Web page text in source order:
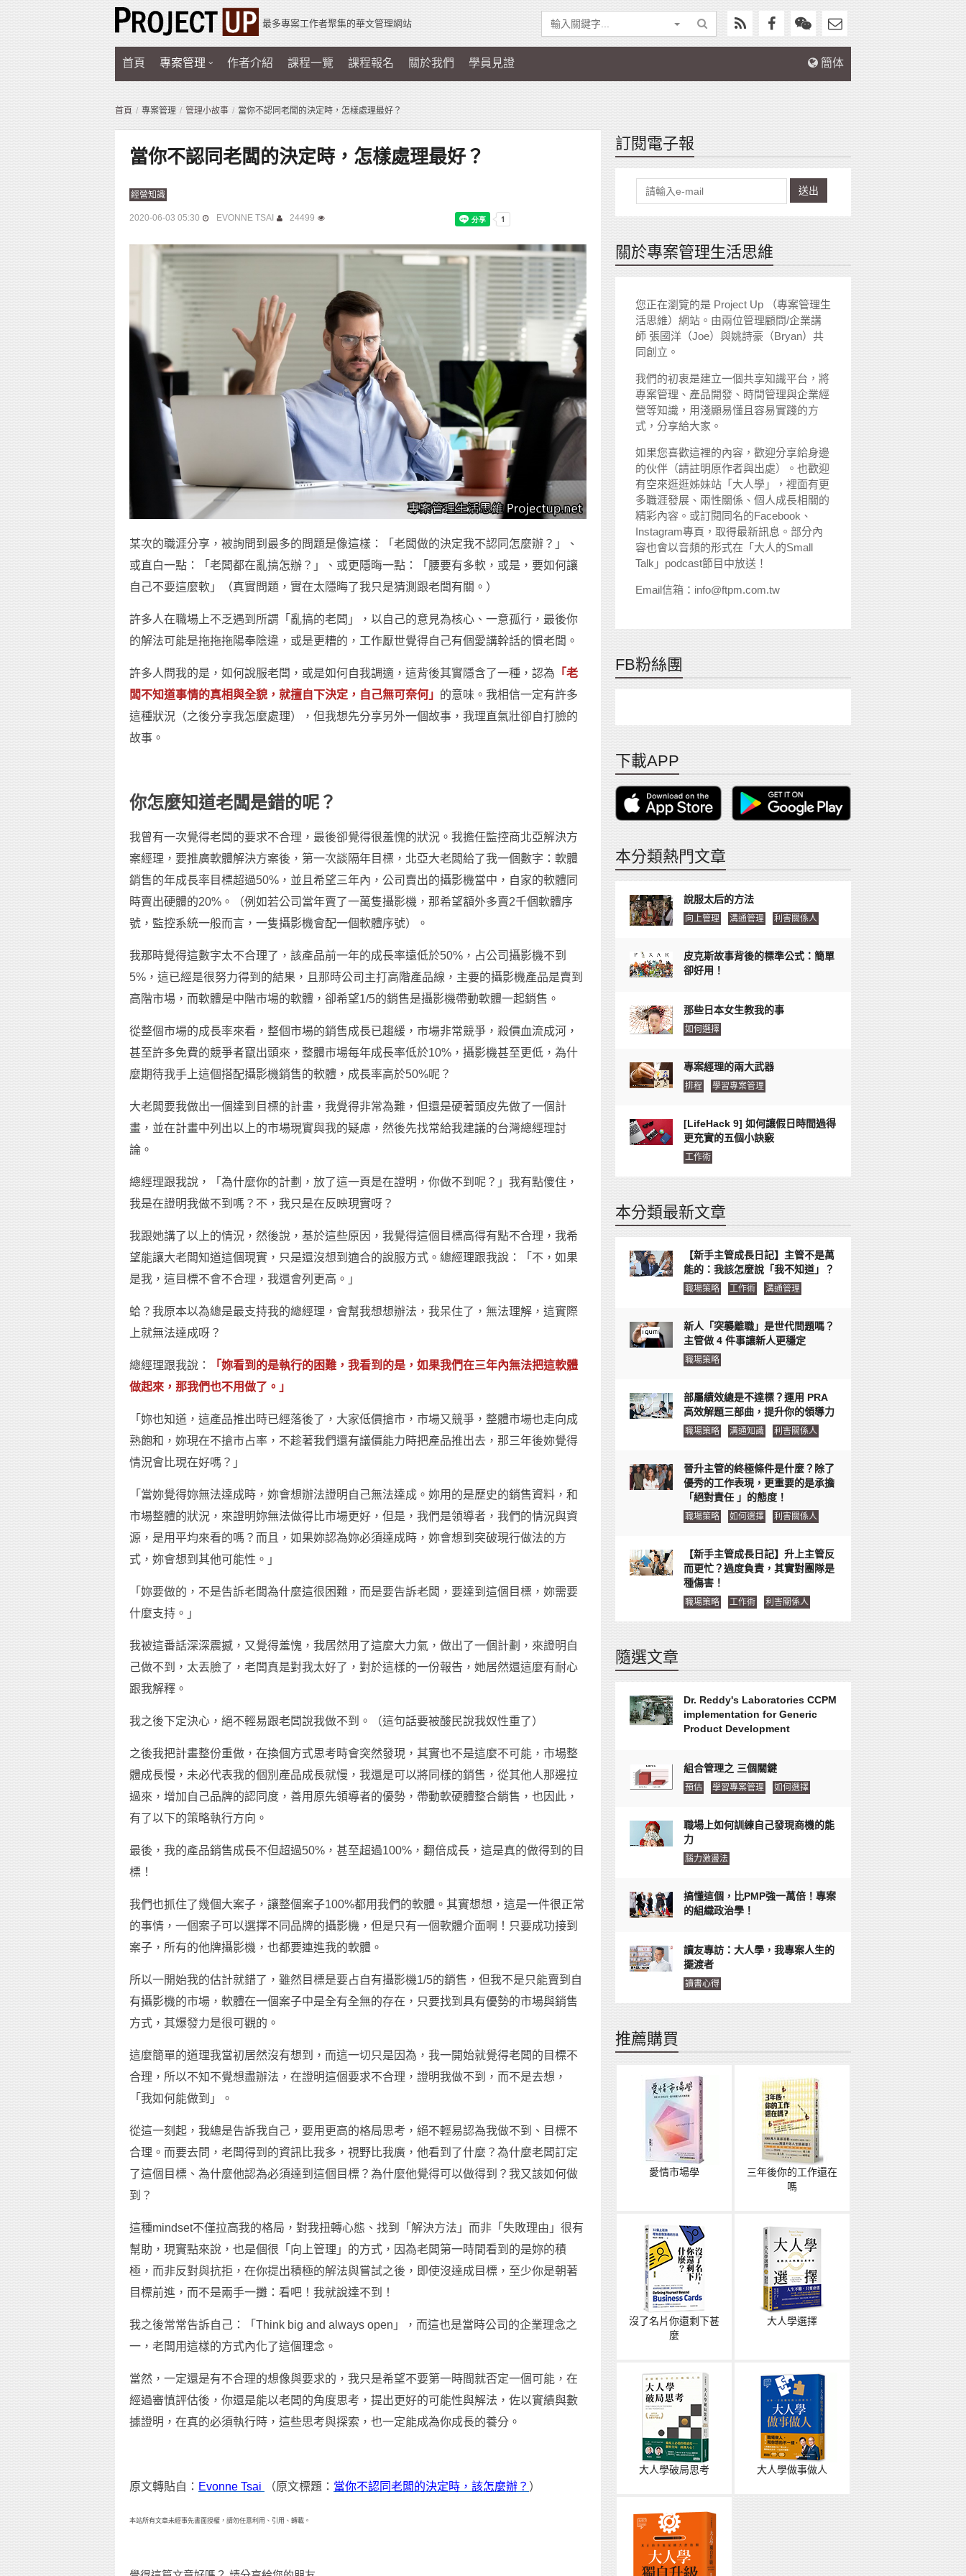
最多專案工作者聚集的華文管理網站
首頁 專案管理 作者介紹 課程一覽 課程報名 關於我們 學員見證 簡体
首頁 專案管理 管理小故事 當你不認同老闆的決定時，怎樣處理最好？
當你不認同老闆的決定時，怎樣處理最好？
經營知識
2020-06-03 05:30 EVONNE TSAI 24499
某次的職涯分享，被詢問到最多的問題是像這樣：「老闆做的決定我不認同怎麼辦？」、
或直白一點：「老闆都在亂搞怎辦？」、或更隱晦一點：「腰要有多軟，或是，要如何讓
自己不要這麼軟」（真實問題，實在太隱晦了我只是猜測跟老闆有關。）
許多人在職場上不乏遇到所謂「亂搞的老闆」，以自己的意見為核心、一意孤行，最後你
的解法可能是拖拖拖陽奉陰違，或是更糟的，工作厭世覺得自己有個愛講幹話的慣老闆。
許多人問我的是，如何說服老闆，或是如何自我調適，這背後其實隱含了一種，認為 「老
闆不知道事情的真相與全貌，就擅自下決定，自己無可奈何」 的意味。我相信一定有許多
這種狀況（之後分享我怎麼處理），但我想先分享另外一個故事，我理直氣壯卻自打臉的
故事。
你怎麼知道老闆是錯的呢？
我曾有一次覺得老闆的要求不合理，最後卻覺得很羞愧的狀況。我擔任監控商北亞解決方
案經理，要推廣軟體解決方案後，第一次談隔年目標，北亞大老闆給了我一個數字：軟體
銷售的年成長率目標超過50%，並且希望三年內，公司賣出的攝影機當中，自家的軟體同
時賣出硬體的20%。（例如若公司當年賣了一萬隻攝影機，那希望額外多賣2千個軟體序
號，監控系統一般而言，一隻攝影機會配一個軟體序號）。
我那時覺得這數字太不合理了，該產品前一年的成長率遠低於50%，占公司攝影機不到
5%，這已經是很努力得到的結果，且那時公司主打高階產品線，主要的攝影機產品是賣到
高階市場，而軟體是中階市場的軟體，卻希望1/5的銷售是攝影機帶動軟體一起銷售。
從整個市場的成長率來看，整個市場的銷售成長已趨緩，市場非常競爭，殺價血流成河，
甚至許多免費的競爭者竄出頭來，整體市場每年成長率低於10%，攝影機甚至更低，為什
麼期待我手上這個搭配攝影機銷售的軟體，成長率高於50%呢？
大老闆要我做出一個達到目標的計畫，我覺得非常為難，但還是硬著頭皮先做了一個計
畫，並在計畫中列出以上的市場現實與我的疑慮，然後先找常給我建議的台灣總經理討
論。
總經理跟我說，「為什麼你的計劃，放了這一頁是在證明，你做不到呢？」我有點傻住，
我是在證明我做不到嗎？不，我只是在反映現實呀？
我跟她講了以上的情況，然後說，基於這些原因，我覺得這個目標高得有點不合理，我希
望能讓大老闆知道這個現實，只是還沒想到適合的說服方式。總經理跟我說：「不，如果
是我，這目標不會不合理，我還會列更高。」
蛤？我原本以為總是最支持我的總經理，會幫我想想辦法，我呆住了，無法理解，這實際
上就無法達成呀？
總經理跟我說：
「妳看到的是執行的困難，我看到的是，如果我們在三年內無法把這軟體
做起來，那我們也不用做了。」
「妳也知道，這產品推出時已經落後了，大家低價搶市，市場又競爭，整體市場也走向成
熟飽和，妳現在不搶市占率，不趁著我們還有議價能力時把產品推出去，那三年後妳覺得
情況會比現在好嗎？」
「當妳覺得妳無法達成時，妳會想辦法證明自己無法達成。妳用的是歷史的銷售資料，和
市場整體的狀況，來證明妳無法做得比市場更好，但是，我們是領導者，我們的情況與資
源，是用平均來看的嗎？而且，如果妳認為妳必須達成時，妳會想到突破現行做法的方
式，妳會想到其他可能性。」
「妳要做的，不是告訴老闆為什麼這很困難，而是要告訴老闆，要達到這個目標，妳需要
什麼支持。」
我被這番話深深震撼，又覺得羞愧，我居然用了這麼大力氣，做出了一個計劃，來證明自
己做不到，太丟臉了，老闆真是對我太好了，對於這樣的一份報告，她居然還這麼有耐心
跟我解釋。
我之後下定決心，絕不輕易跟老闆說我做不到。（這句話要被酸民說我奴性重了）
之後我把計畫整份重做，在換個方式思考時會突然發現，其實也不是這麼不可能，市場整
體成長慢，未必代表我的個別產品成長就慢，我還是可以將同樣的銷售，從其他人那邊拉
過來，增加自己品牌的認同度，善用原先領導者的優勢，帶動軟硬體整合銷售，也因此，
有了以下的策略執行方向。
最後，我的產品銷售成長不但超過50%，甚至超過100%，翻倍成長，這是真的做得到的目
標！
我們也抓住了幾個大案子，讓整個案子100%都用我們的軟體。其實想想，這是一件很正常
的事情，一個案子可以選擇不同品牌的攝影機，但是只有一個軟體介面啊！只要成功接到
案子，所有的他牌攝影機，也都要連進我的軟體。
所以一開始我的估計就錯了，雖然目標是要占自有攝影機1/5的銷售，但我不是只能賣到自
有攝影機的市場，軟體在一個案子中是全有全無的存在，只要找到具有優勢的市場與銷售
方式，其爆發力是很可觀的。
這麼簡單的道理我當初居然沒有想到，而這一切只是因為，我一開始就覺得老闆的目標不
合理，所以不知不覺想盡辦法，在證明這個要求不合理，證明我做不到，而不是去想，
「我如何能做到」。
從這一刻起，我總是告訴我自己，要用更高的格局思考，絕不輕易認為我做不到、目標不
合理。而要去問，老闆得到的資訊比我多，視野比我廣，他看到了什麼？為什麼老闆訂定
了這個目標、為什麼他認為必須達到這個目標？為什麼他覺得可以做得到？我又該如何做
到？
這種mindset不僅拉高我的格局，對我扭轉心態、找到「解決方法」而非「失敗理由」很有
幫助，現實點來說，也是個很「向上管理」的方式，因為老闆第一時間看到的是妳的積
極，而非反對與抗拒，在你提出積極的解法與嘗試之後，即使沒達成目標，至少你是朝著
目標前進，而不是兩手一攤：看吧！我就說達不到！
我之後常常告訴自己：「Think big and always open」，而這也是當時公司的企業理念之
一，老闆用這樣的方式內化了這個理念。
當然，一定還是有不合理的想像與要求的，我只是希望不要第一時間就否定一個可能，在
經過審慎評估後，你還是能以老闆的角度思考，提出更好的可能性與解法，佐以實績與數
據證明，在真的必須執行時，這些思考與探索，也一定能成為你成長的養分。
原文轉貼自： Evonne Tsai （原文標題： 當你不認同老闆的決定時，該怎麼辦？ ）
本站所有文章未經事先書面授權，請勿任意利用、引用、轉載。
訂閱電子報
送出
關於專案管理生活思維
您正在瀏覽的是 Project Up （專案管理生
活思維）網站。由兩位管理顧問/企業講
師 張國洋（Joe）與姚詩豪（Bryan）共
同創立。
我們的初衷是建立一個共享知識平台，將
專案管理、產品開發、時間管理與企業經
營等知識，用淺顯易懂且容易實踐的方
式，分享給大家。
如果您喜歡這裡的內容，歡迎分享給身邊
的伙伴（請註明原作者與出處）。也歡迎
有空來逛逛姊妹站「大人學」，裡面有更
多職涯發展、兩性關係、個人成長相關的
精彩內容。或訂閱同名的Facebook、
Instagram專頁，取得最新訊息。部分內
容也會以音頻的形式在「大人的Small
Talk」podcast節目中放送！
Email信箱：info@ftpm.com.tw
FB粉絲團
下載APP
本分類熱門文章
說服太后的方法
向上管理 溝通管理 利害關係人
皮克斯故事背後的標準公式：簡單
卻好用！
那些日本女生教我的事
如何選擇
專案經理的兩大武器
排程 學習專案管理
[LifeHack 9] 如何讓假日時間過得
更充實的五個小訣竅
工作術
本分類最新文章
【新手主管成長日記】主管不是萬
能的：我該怎麼說「我不知道」？
職場策略 工作術 溝通管理
新人「突襲離職」是世代問題嗎？
主管做 4 件事讓新人更穩定
職場策略
部屬績效總是不達標？運用 PRA
高效解題三部曲，提升你的領導力
職場策略 溝通知識 利害關係人
晉升主管的終極條件是什麼？除了
優秀的工作表現，更重要的是承擔
「絕對責任 」的態度！
職場策略 如何選擇 利害關係人
【新手主管成長日記】升上主管反
而更忙？過度負責，其實對團隊是
種傷害！
職場策略 工作術 利害關係人
隨選文章
Dr. Reddy's Laboratories CCPM
implementation for Generic
Product Development
組合管理之 三個關鍵
預估 學習專案管理 如何選擇
職場上如何訓練自己發現商機的能
力
腦力激盪法
搞懂這個，比PMP強一萬倍！專案
的組織政治學！
讀友專訪：大人學，我專案人生的
擺渡者
讀書心得
推薦購買
愛情市場學
三年後你的工作還在
嗎
沒了名片你還剩下甚
麼
大人學選擇
大人學破局思考 大人學做事做人